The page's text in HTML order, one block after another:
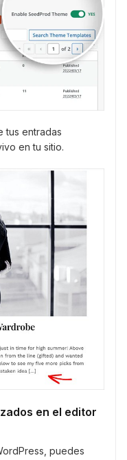
tus entradas
en tu sitio.
en el editor
puedes